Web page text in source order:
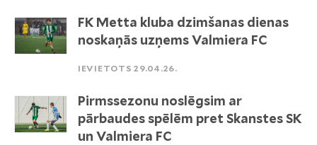
FK Metta kluba dzimšanas dienas
noskaņās uzņems Valmiera FC
IEVIETOTS 29.04.26.
Pirmssezonu noslēgsim ar
pārbaudes spēlēm pret Skanstes SK
un Valmiera FC